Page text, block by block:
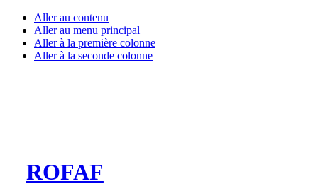
Aller au contenu
Aller au menu principal
Aller à la première colonne
Aller à la seconde colonne
ROFAF